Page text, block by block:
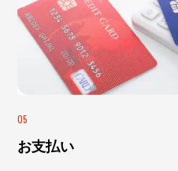
05
お支払い